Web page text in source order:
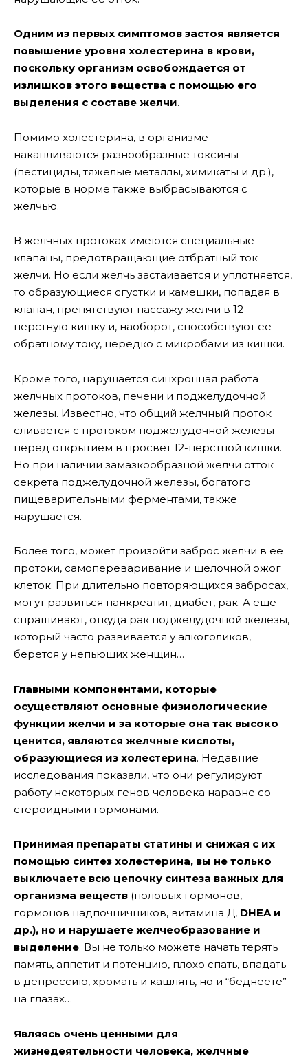
Одним из первых симптомов застоя является
повышение уровня холестерина в крови,
поскольку организм освобождается от
излишков этого вещества с помощью его
выделения с составе желчи.
Помимо холестерина, в организме
накапливаются разнообразные токсины
(пестициды, тяжелые металлы, химикаты и др.),
которые в норме также выбрасываются с
желчью.
В желчных протоках имеются специальные
клапаны, предотвращающие отбратный ток
желчи. Но если желчь застаивается и уплотняется,
то образующиеся сгустки и камешки, попадая в
клапан, препятствуют пассажу желчи в 12-
перстную кишку и, наоборот, способствуют ее
обратному току, нередко с микробами из кишки.
Кроме того, нарушается синхронная работа
желчных протоков, печени и поджелудочной
железы. Известно, что общий желчный проток
сливается с протоком поджелудочной железы
перед открытием в просвет 12-перстной кишки.
Но при наличии замазкообразной желчи отток
секрета поджелудочной железы, богатого
пищеварительными ферментами, также
нарушается.
Более того, может произойти заброс желчи в ее
протоки, самопереваривание и щелочной ожог
клеток. При длительно повторяющихся забросах,
могут развиться панкреатит, диабет, рак. А еще
спрашивают, откуда рак поджелудочной железы,
который часто развивается у алкоголиков,
берется у непьющих женщин…
Главными компонентами, которые
осуществляют основные физиологические
функции желчи и за которые она так высоко
ценится, являются желчные кислоты,
образующиеся из холестерина. Недавние
исследования показали, что они регулируют
работу некоторых генов человека наравне со
стероидными гормонами.
Принимая препараты статины и снижая с их
помощью синтез холестерина, вы не только
выключаете всю цепочку синтеза важных для
организма веществ (половых гормонов,
гормонов надпочничников, витамина Д, DHEA и
др.), но и нарушаете желчеобразование и
выделение. Вы не только можете начать терять
память, аппетит и потенцию, плохо спать, впадать
в депрессию, хромать и кашлять, но и “беднеете”
на глазах…
Являясь очень ценными для
жизнедеятельности человека, желчные